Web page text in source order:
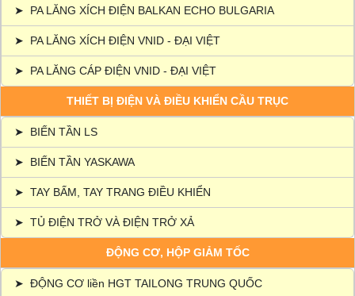
➤ PA LĂNG XÍCH ĐIỆN BALKAN ECHO BULGARIA
➤ PA LĂNG XÍCH ĐIỆN VNID - ĐẠI VIỆT
➤ PA LĂNG CÁP ĐIỆN VNID - ĐẠI VIỆT
THIẾT BỊ ĐIỆN VÀ ĐIỀU KHIỂN CẦU TRỤC
➤ BIẾN TẦN LS
➤ BIẾN TẦN YASKAWA
➤ TAY BẤM, TAY TRANG ĐIỀU KHIỂN
➤ TỦ ĐIỆN TRỞ VÀ ĐIỆN TRỞ XẢ
ĐỘNG CƠ, HỘP GIẢM TỐC
➤ ĐỘNG CƠ liền HGT TAILONG TRUNG QUỐC